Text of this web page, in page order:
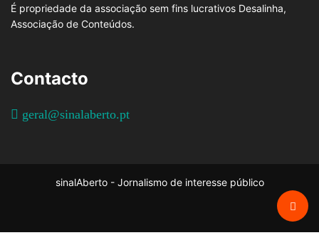
É propriedade da associação sem fins lucrativos Desalinha,
Associação de Conteúdos.
Contacto
geral@sinalaberto.pt
sinalAberto - Jornalismo de interesse público